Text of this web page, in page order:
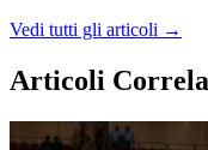
Vedi tutti gli articoli →
Articoli